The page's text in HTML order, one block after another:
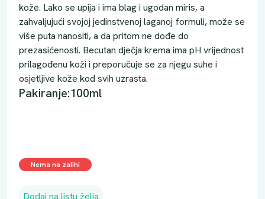
kože. Lako se upija i ima blag i ugodan miris, a
zahvaljujući svojoj jedinstvenoj laganoj formuli, može se
više puta nanositi, a da pritom ne dođe do
prezasićenosti. Becutan dječja krema ima pH vrijednost
prilagođenu koži i preporučuje se za njegu suhe i
osjetljive kože kod svih uzrasta.
Pakiranje:100ml
Nema na zalihi
Dodaj na listu želja